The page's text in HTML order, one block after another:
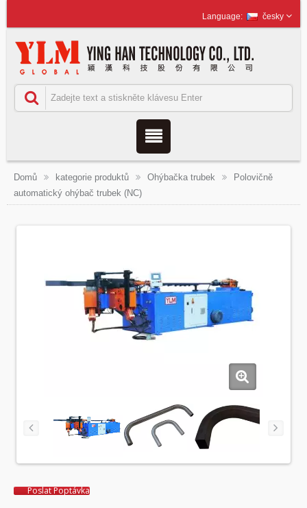
česky
Domů kategorie produktů Ohýbačka trubek
Polovičně
automatický ohýbač trubek (NC)
Poslat Poptávka